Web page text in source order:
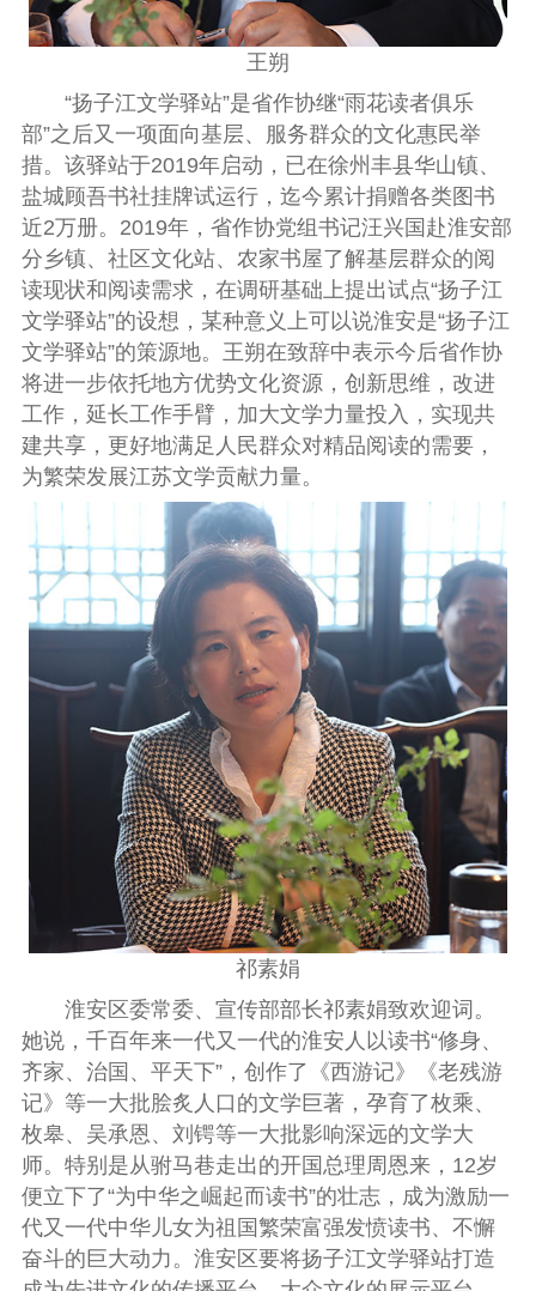
王朔
“扬子江文学驿站”是省作协继“雨花读者俱乐
部”之后又一项面向基层、服务群众的文化惠民举
措。该驿站于2019年启动，已在徐州丰县华山镇、
盐城顾吾书社挂牌试运行，迄今累计捐赠各类图书
近2万册。 2019年，省作协党组书记汪兴国赴淮安部
分乡镇、社区文化站、农家书屋了解基层群众的阅
读现状和阅读需求，在调研基础上提出试点“扬子江
文学驿站”的设想，某种意义上可以说淮安是“扬子江
文学驿站”的策源地。王朔在致辞中表示今后省作协
将进一步依托地方优势文化资源，创新思维，改进
工作，延长工作手臂，加大文学力量投入，实现共
建共享，更好地满足人民群众对精品阅读的需要，
为繁荣发展江苏文学贡献力量。
祁素娟
淮安区委常委、宣传部部长祁素娟致欢迎词。
她说，千百年来一代又一代的淮安人以读书“修身、
齐家、治国、平天下”，创作了《西游记》《老残游
记》等一大批脍炙人口的文学巨著，孕育了枚乘、
枚皋、吴承恩、刘锷等一大批影响深远的文学大
师。特别是从驸马巷走出的开国总理周恩来， 12岁
便立下了“为中华之崛起而读书”的壮志，成为激励一
代又一代中华儿女为祖国繁荣富强发愤读书、不懈
奋斗的巨大动力。淮安区要将扬子江文学驿站打造